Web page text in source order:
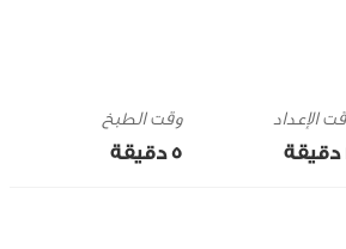
الإعداد
وقت الطبخ
5 ‎دقيقة